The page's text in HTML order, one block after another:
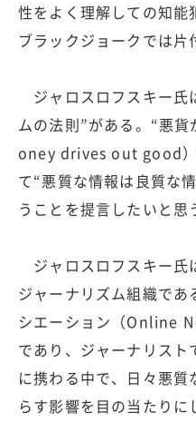
性をよく理解しての知能
ブラックジョークでは片
ジャロスロフスキー氏
ムの法則”がある。“悪
oney drives out good）
て“悪質な情報は良質な
うことを提言したいと思
ジャロスロフスキー氏
ジャーナリズム組織であ
シエーション（Online
であり、ジャーナリスト
に携わる中で、日々悪
らす影響を目の当たり